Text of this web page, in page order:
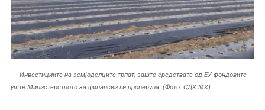
Инвестициите на земјоделците трпат, зашто средствата од ЕУ фондовите
уште Министерството за финансии ги проверува. (Фото: СДК.МК)